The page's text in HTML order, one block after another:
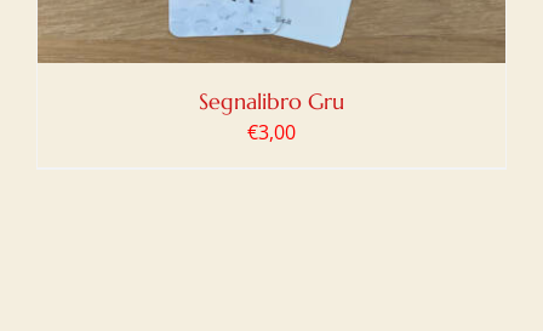
Segnalibro Gru
€3,00